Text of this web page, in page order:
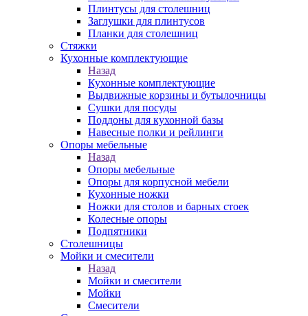
Плинтусы для столешниц
Заглушки для плинтусов
Планки для столешниц
Стяжки
Кухонные комплектующие
Назад
Кухонные комплектующие
Выдвижные корзины и бутылочницы
Сушки для посуды
Поддоны для кухонной базы
Навесные полки и рейлинги
Опоры мебельные
Назад
Опоры мебельные
Опоры для корпусной мебели
Кухонные ножки
Ножки для столов и барных стоек
Колесные опоры
Подпятники
Столешницы
Мойки и смесители
Назад
Мойки и смесители
Мойки
Смесители